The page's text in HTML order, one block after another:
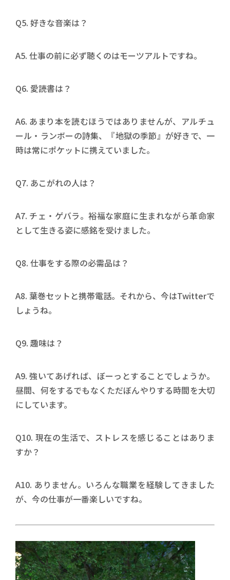
Q5. 好きな音楽は？
A5. 仕事の前に必ず聴くのはモーツアルトですね。
Q6. 愛読書は？
A6. あまり本を読むほうではありませんが、アルチュ
ール・ランボーの詩集、『地獄の季節』が好きで、一
時は常にポケットに携えていました。
Q7. あこがれの人は？
A7. チェ・ゲバラ。裕福な家庭に生まれながら革命家
として生きる姿に感銘を受けました。
Q8. 仕事をする際の必需品は？
A8. 葉巻セットと携帯電話。それから、今はTwitterで
しょうね。
Q9. 趣味は？
A9. 強いてあげれば、ぼーっとすることでしょうか。
昼間、何をするでもなくただぼんやりする時間を大切
にしています。
Q10. 現在の生活で、ストレスを感じることはありま
すか？
A10. ありません。いろんな職業を経験してきました
が、今の仕事が一番楽しいですね。